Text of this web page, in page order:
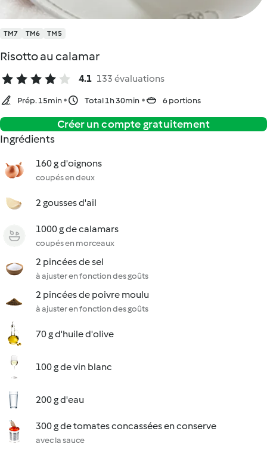
TM7 TM6 TM5
Risotto au calamar
4.1 133 évaluations
Prép. 15min Total 1h 30min 6 portions
Créer un compte gratuitement
Ingrédients
160 g d'oignons
coupés en deux
2 gousses d'ail
1000 g de calamars
coupés en morceaux
2 pincées de sel
à ajuster en fonction des goûts
2 pincées de poivre moulu
à ajuster en fonction des goûts
70 g d'huile d'olive
100 g de vin blanc
200 g d'eau
300 g de tomates concassées en conserve
avec la sauce